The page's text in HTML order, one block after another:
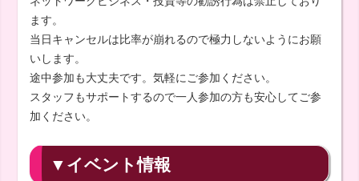
ます。
当日キャンセルは比率が崩れるので極力しないようにお願
いします。
途中参加も大丈夫です。気軽にご参加ください。
スタッフもサポートするので一人参加の方も安心してご参
加ください。
▼イベント情報